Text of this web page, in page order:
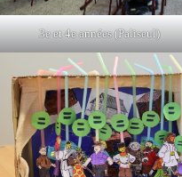
3e et 4e années (Paliseul)